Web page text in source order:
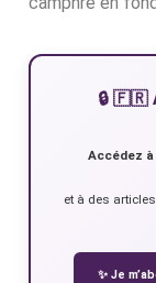
🔒 🇫🇷
Accédez
et à des
✨ Je